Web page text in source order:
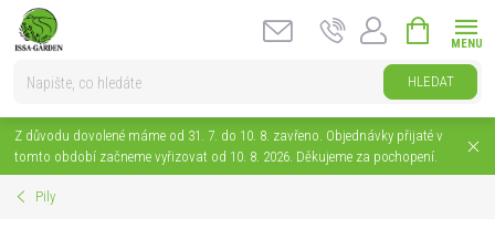
Přejít
HLEDAT
KOŠÍK
Z důvodu dovolené máme od 31. 7. do 10. 8. zavřeno. Objednávky přijaté v
tomto období začneme vyřizovat od 10. 8. 2026. Děkujeme za pochopení.
Pily